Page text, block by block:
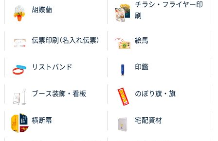
胡蝶蘭
チラシ・フライヤー印
刷
伝票印刷（名入れ伝票） 絵馬
リストバンド 印鑑
ブース装飾・看板 のぼり旗・旗
横断幕 宅配資材